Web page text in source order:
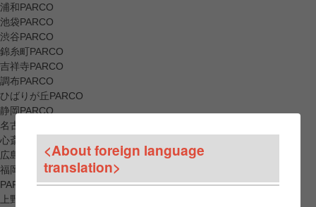
浦和PARCO
池袋PARCO
渋谷PARCO
錦糸町PARCO
吉祥寺PARCO
調布PARCO
ひばりが丘PARCO
静岡PARCO
名古屋PARCO
心斎橋PARCO
広島PARCO
福岡PARCO
PARCO_ya
上野
<About foreign language
translation>